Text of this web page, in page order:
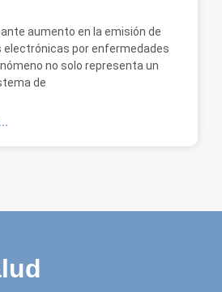
aumento en la emisión de
electrónicas por enfermedades
no solo representa un
de